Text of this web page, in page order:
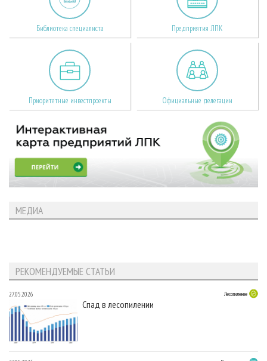
Библиотека специалиста Предприятия ЛПК
Приоритетные инвестпроекты Официальные делегации
МЕДИА
РЕКОМЕНДУЕМЫЕ СТАТЬИ
27.05.2026 Лесопиление
Спад в лесопилении